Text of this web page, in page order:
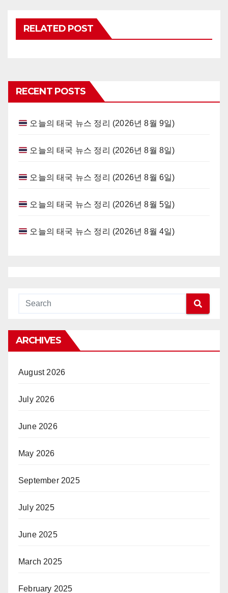
RELATED POST
RECENT POSTS
오늘의 태국 뉴스 정리 (2026년 8월 9일)
오늘의 태국 뉴스 정리 (2026년 8월 8일)
오늘의 태국 뉴스 정리 (2026년 8월 6일)
오늘의 태국 뉴스 정리 (2026년 8월 5일)
오늘의 태국 뉴스 정리 (2026년 8월 4일)
ARCHIVES
August 2026
July 2026
June 2026
May 2026
September 2025
July 2025
June 2025
March 2025
February 2025